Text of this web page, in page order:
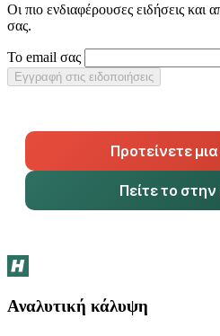
Οι πιο ενδιαφέρουσες ειδήσεις και
σας.
Το email σας
Εγγραφή στις ειδοποιήσεις
Προτείνετε
Πείτε το
Αναλυτική κάλυψη